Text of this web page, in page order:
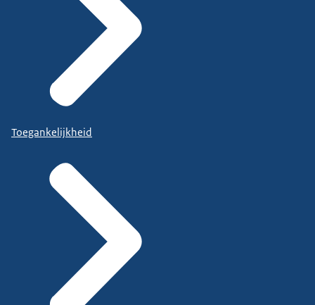
Toegankelijkheid